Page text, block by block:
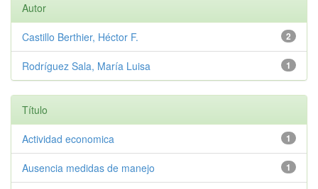
Autor
2
Castillo Berthier, Héctor F.
1
Rodríguez Sala, María Luisa
Título
1
Actividad economica
1
Ausencia medidas de manejo